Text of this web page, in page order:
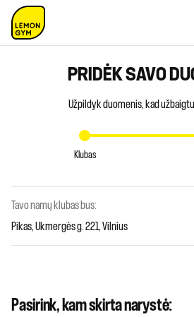
PRIDĖK SAVO
Užpildyk duomenis, kad
Klubas
Tavo namų klubas bus:
Pikas, Ukmergės g. 221, Vilnius
Pasirink, kam skirta narystė: